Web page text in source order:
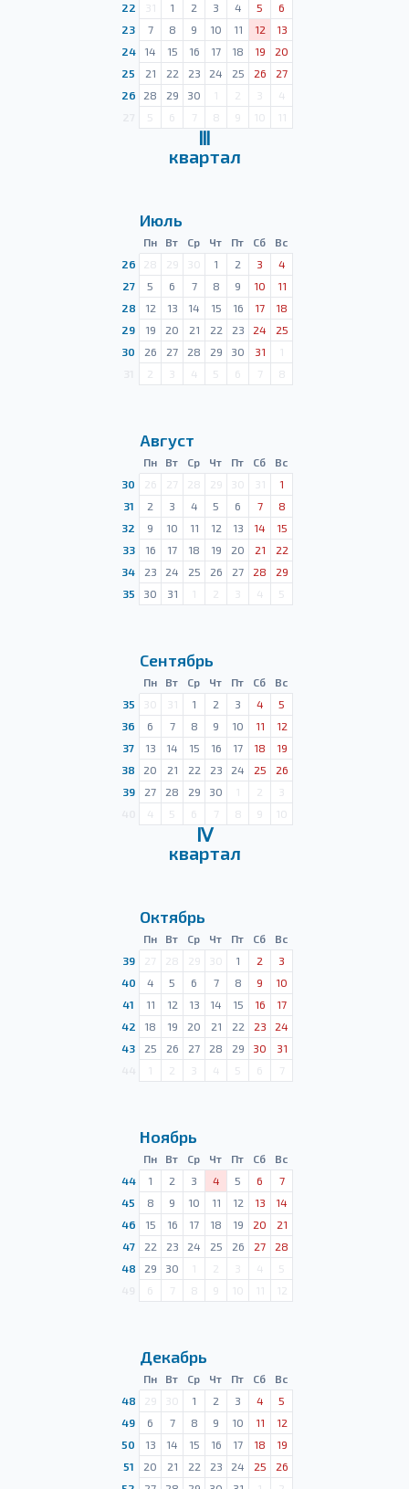
22
31 1 2 3 4 5
6
23
7 8 9 10 11 12
13
24
14 15 16 17 18 19
20
25
21 22 23 24 25 26
27
26
28 29 30 1 2 3
4
5 6 7 8 9 10 11
Ⅲ
квартал
Июль
Пн Вт Ср Чт Пт Сб
Вс
26
28 29 30 1 2 3
4
27
5 6 7 8 9 10
11
28
12 13 14 15 16 17
18
29
19 20 21 22 23 24
25
30
26 27 28 29 30 31
1
2 3 4 5 6 7 8
Август
Пн Вт Ср Чт Пт Сб
Вс
30
26 27 28 29 30 31
1
31
2 3 4 5 6 7
8
32
9 10 11 12 13 14
15
33
16 17 18 19 20 21
22
34
23 24 25 26 27 28
29
35
30 31 1 2 3 4 5
Сентябрь
Пн Вт Ср Чт Пт Сб
Вс
35
30 31 1 2 3 4
5
36
6 7 8 9 10 11
12
37
13 14 15 16 17 18
19
38
20 21 22 23 24 25
26
39
27 28 29 30 1 2
3
4 5 6 7 8 9 10
Ⅳ
квартал
Октябрь
Пн Вт Ср Чт Пт Сб
Вс
39
27 28 29 30 1 2
3
40
4 5 6 7 8 9
10
41
11 12 13 14 15 16
17
42
18 19 20 21 22 23
24
43
25 26 27 28 29 30
31
1 2 3 4 5 6 7
Ноябрь
Пн Вт Ср Чт Пт Сб
Вс
44
1 2 3 4 5 6
7
45
8 9 10 11 12 13
14
46
15 16 17 18 19 20
21
47
22 23 24 25 26 27
28
48
29 30 1 2 3 4
5
6 7 8 9 10 11 12
Декабрь
Пн Вт Ср Чт Пт Сб
Вс
48
29 30 1 2 3 4
5
49
6 7 8 9 10 11
12
50
13 14 15 16 17 18
19
51
20 21 22 23 24 25
26